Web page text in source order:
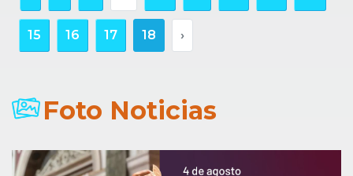
15 16 17 18 ›
Foto Noticias